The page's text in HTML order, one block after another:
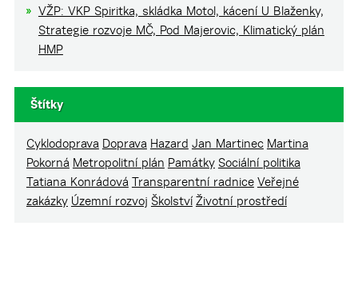
VŽP: VKP Spiritka, skládka Motol, kácení U Blaženky,
Strategie rozvoje MČ, Pod Majerovic, Klimatický plán
HMP
Štítky
Cyklodoprava Doprava Hazard Jan Martinec Martina
Pokorná Metropolitní plán Památky Sociální politika
Tatiana Konrádová Transparentní radnice Veřejné
zakázky Územní rozvoj Školství Životní prostředí